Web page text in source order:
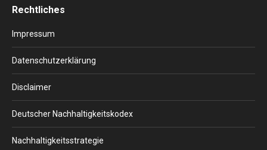
opens
new
window
opens
new
window
opens
new
window
new
window
new
window
Rechtliches
Impressum
Datenschutzerklärung
Disclaimer
Deutscher Nachhaltigkeitskodex
Nachhaltigkeitsstrategie